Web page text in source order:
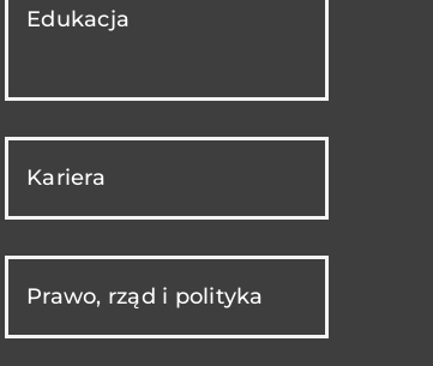
Edukacja
Kariera
Prawo, rząd i polityka